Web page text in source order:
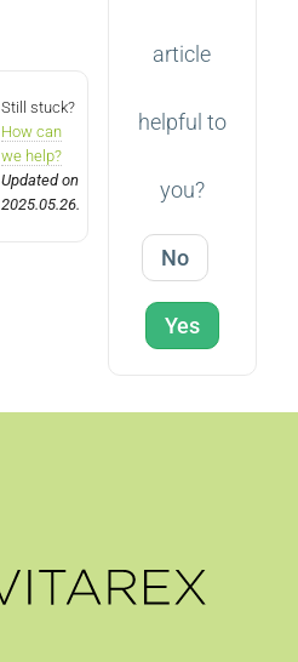
Still stuck?
How can
we help?
Updated on
2025.05.26.
article
helpful to
you?
No
Yes